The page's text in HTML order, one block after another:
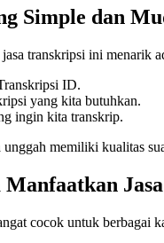
Simple dan
transkripsi ini menarik
ID.
yang kita butuhkan.
ingin kita transkrip.
unggah memiliki kualitas
Manfaatkan
cocok untuk berbagai